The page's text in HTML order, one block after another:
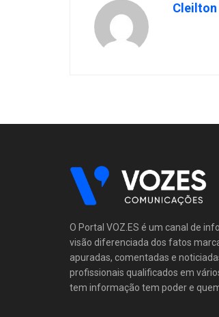
Cleilton
O Portal VOZ.ES é um canal de
visão diferenciada dos fatos
apuradas, comentadas e
profissionais qualificados em
tem informação tem poder e